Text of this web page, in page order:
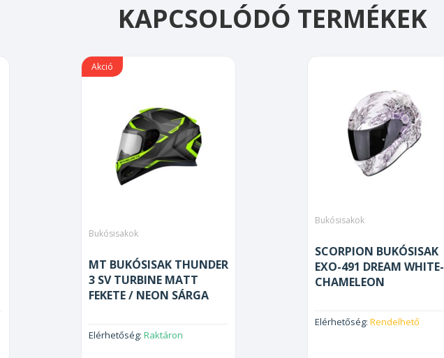
KAPCSOLÓDÓ TERMÉKEK
Akció
Bukósisakok
MT BUKÓSISAK THUNDER
3 SV TURBINE MATT
FEKETE / NEON SÁRGA
Elérhetőség: Raktáron
Bukósisakok
SCORPION BUKÓSISAK
EXO-491 DREAM WHITE-
CHAMELEON
Elérhetőség: Rendelhető